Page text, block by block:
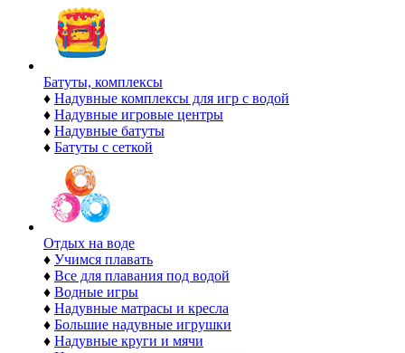
Батуты, комплексы
♦ Надувные комплексы для игр с водой
♦ Надувные игровые центры
♦ Надувные батуты
♦ Батуты с сеткой
Отдых на воде
♦ Учимся плавать
♦ Все для плавания под водой
♦ Водные игры
♦ Надувные матрасы и кресла
♦ Большие надувные игрушки
♦ Надувные круги и мячи